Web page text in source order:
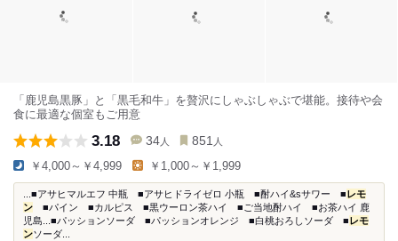
「鹿児島黒豚」と「黒毛和牛」を贅沢にしゃぶしゃぶで堪能。接待や会
食に最適な個室もご用意
3.18 34 人 851 人
￥4,000～￥4,999 ￥1,000～￥1,999
...■アサヒマルエフ 中瓶 ■アサヒドライゼロ 小瓶 ■酎ハイ&sサワー ■ レモ
ン ■パイン ■カルピス ■黒ウーロン茶ハイ ■ご当地酎ハイ ■お茶ハイ 鹿
児島...■パッションソーダ ■パッションオレンジ ■白桃おろしソーダ ■ レモ
ンソーダ...